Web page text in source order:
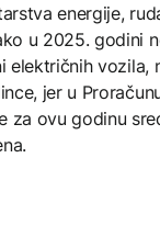
energije,
u 2025. godini
električnih vozila,
jer u
za ovu godinu